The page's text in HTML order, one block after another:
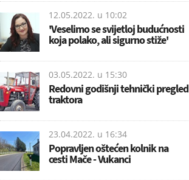
12.05.2022. u 10:02
'Veselimo se svijetloj budućnosti
koja polako, ali sigurno stiže'
03.05.2022. u 15:30
Redovni godišnji tehnički pregled
traktora
23.04.2022. u 16:34
Popravljen oštećen kolnik na
cesti Mače - Vukanci